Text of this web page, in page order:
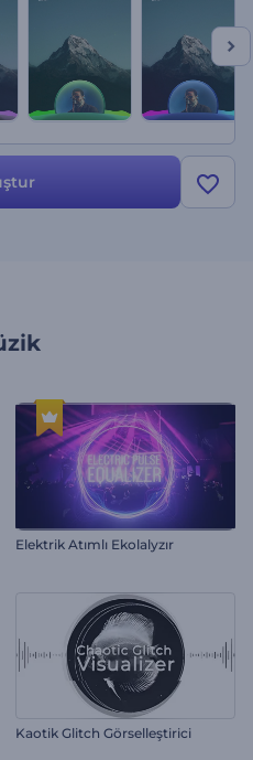
Elektrik Atımlı Ekolalyzır
Kaotik Glitch Görselleştirici